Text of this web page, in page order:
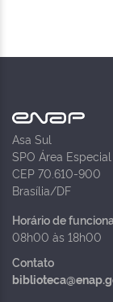
Asa Sul
SPO Área
CEP 70.610-900
Brasília/DF
Horário de
08h00 às 18h00
Contato